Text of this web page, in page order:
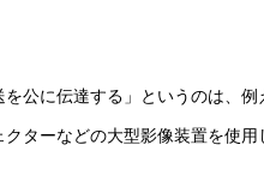
を公に伝達する」というのは、
ターなどの大型影像装置を使用